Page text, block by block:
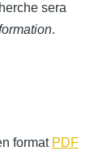
sera
.
format PDF